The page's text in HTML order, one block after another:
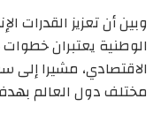
وبين أن تعزيز القدرات
الوطنية يعتبران
الاقتصادي، مشيرا إلى
مختلف دول العالم